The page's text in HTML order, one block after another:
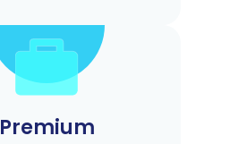
Premium